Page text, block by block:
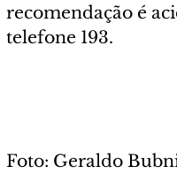
recomendação é
telefone 193.
Foto: Geraldo